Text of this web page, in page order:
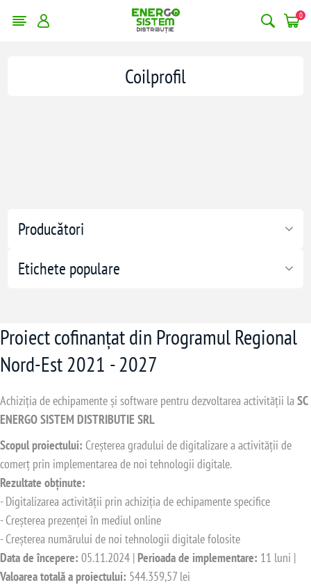
0
Producători
Etichete populare
Coilprofil
Proiect cofinanțat din Programul Regional
Nord-Est 2021 - 2027
Achiziția de echipamente și software pentru dezvoltarea activității laSC
ENERGO SISTEM DISTRIBUTIE SRL
Scopul proiectului: Creșterea gradului de digitalizare a activității de
comerț prin implementarea de noi tehnologii digitale.
Rezultate obținute:
- Digitalizarea activității prin achiziția de echipamente specifice
- Creșterea prezenței în mediul online
- Creșterea numărului de noi tehnologii digitale folosite
Data de începere: 05.11.2024 | Perioada de implementare: 11 luni |
Valoarea totală a proiectului: 544.359,57 lei